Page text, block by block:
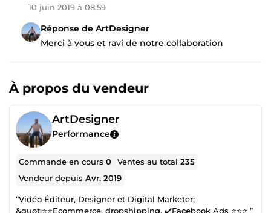
10 juin 2019 à 08:59
Réponse de ArtDesigner
Merci à vous et ravi de notre collaboration
À propos du vendeur
ArtDesigner
Performance
Commande en cours0 Ventes au total235
Vendeur depuisAvr. 2019
“Vidéo Éditeur, Designer et Digital Marketer;
&quot;⭐⭐Ecommerce, dropshipping, ✔️Facebook Ads ⭐⭐⭐ ”